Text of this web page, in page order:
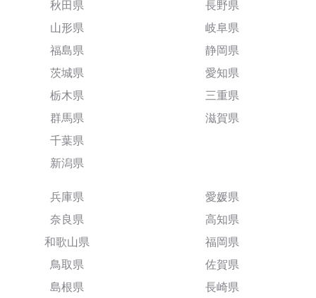
秋田県
山形県
福島県
茨城県
栃木県
群馬県
千葉県
新潟県
長野県
岐阜県
静岡県
愛知県
三重県
滋賀県
兵庫県
奈良県
和歌山県
鳥取県
島根県
愛媛県
高知県
福岡県
佐賀県
長崎県